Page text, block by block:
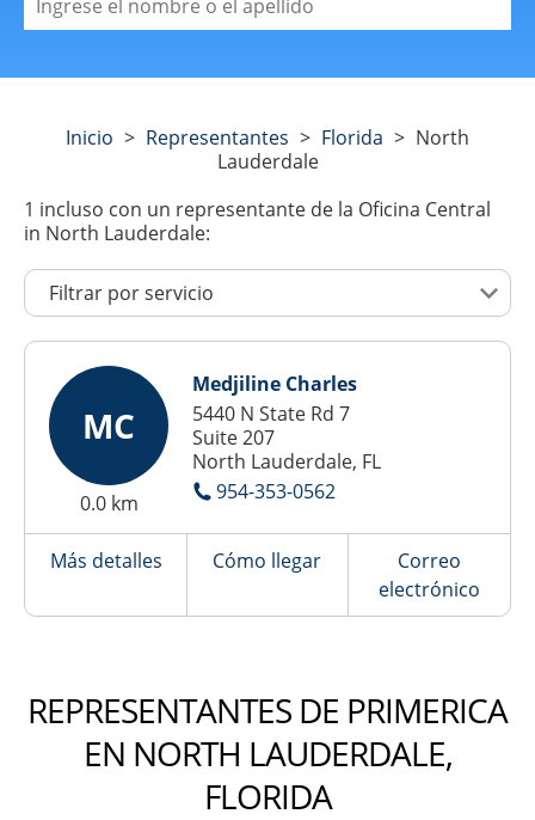
Inicio > Representantes > Florida > North
Lauderdale
1 incluso con un representante de la Oficina Central
in North Lauderdale:
MC
0.0 km
Medjiline Charles
5440 N State Rd 7
Suite 207
North Lauderdale, FL
954-353-0562
Más detalles Cómo llegar
Correo
electrónico
REPRESENTANTES DE PRIMERICA
EN NORTH LAUDERDALE,
FLORIDA